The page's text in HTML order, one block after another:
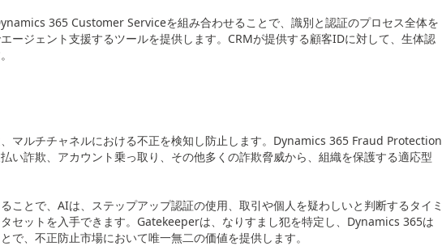
365 Customer Serviceを組み合わせることで、識別と認証のプロセス全体を
ージェント支援するツールを提供します。CRMが提供する顧客IDに対して、生体認
マルチチャネルにおける不正を検知し防止します。Dynamics 365 Fraud Protection
い詐欺、アカウント乗っ取り、その他多くの詐欺脅威から、組織を保護する適応型
ことで、AIは、ステップアップ認証の使用、取引や個人を疑わしいと判断するタイミ
セットを入手できます。Gatekeeperは、なりすまし犯を特定し、Dynamics 365は
で、不正防止市場において唯一無二の価値を提供します。